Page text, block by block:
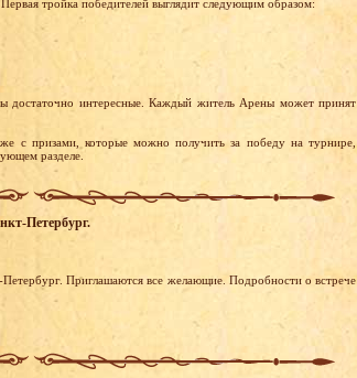
тройка победителей выглядит следующим образом:
достаточно интересные. Каждый житель Арены может принят
с призами, которые можно получить за победу на турнире,
разделе.
Петербург.
Приглашаются все желающие. Подробности о встрече